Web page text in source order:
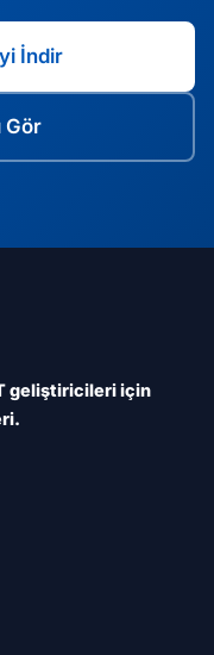
İndir
Gör
geliştiricileri için